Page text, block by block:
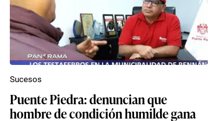
Puente Piedra: denuncian que
hombre de condición humilde gana
Sucesos